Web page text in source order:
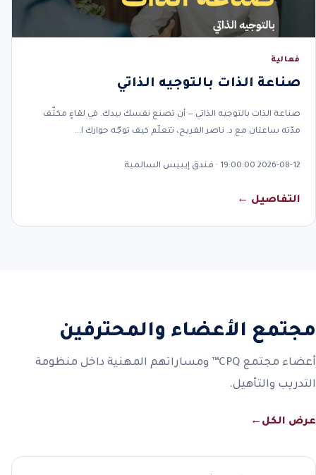
فعالية
صناعة الذات بالتوجيه الذاتي
صناعة الذات بالتوجيه الذاتي — أن تصنع نفسك بيدك. في لقاءٍ مكثّف
مدّته ساعتان مع د. ناصر الفريح، تتعلّم كيف توجّه حوارك ا…
2026-08-12 19:00:00 · فندق إيبيس السالمية
التفاصيل ←
مجتمع الأعضاء والمحترفين
أعضاء مجتمع CPQ™ ومساراتهم المهنية داخل منظومة
التدريب والتأهيل.
عرض الكل ←